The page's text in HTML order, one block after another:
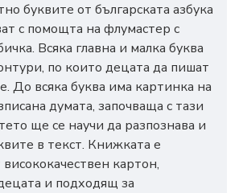
буквите от българската азбука
с помощта на флумастер с
Всяка главна и малка буква
по които децата да пишат
До всяка буква има картинка на
думата, започваща с тази
ще се научи да разпознава и
в текст. Книжката е
картон,
и подходящ за